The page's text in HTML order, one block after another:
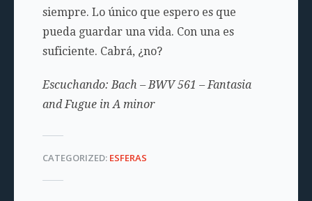
siempre. Lo único que espero es que
pueda guardar una vida. Con una es
suficiente. Cabrá, ¿no?
Escuchando: Bach – BWV 561 – Fantasia
and Fugue in A minor
CATEGORIZED: ESFERAS